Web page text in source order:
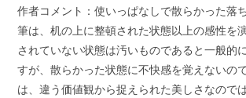
作者コメント：使いっぱなしで散らかった落
筆は、机の上に整頓された状態以上の感性を
されていない状態は汚いものであると一般的
すが、散らかった状態に不快感を覚えないの
は、違う価値観から捉えられた美しさなので